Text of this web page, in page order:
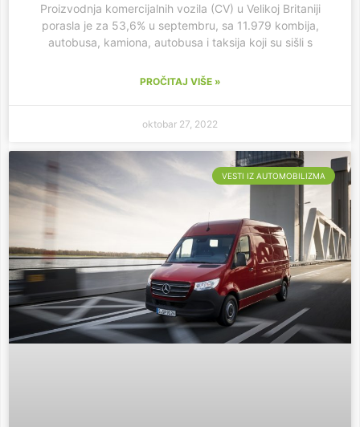
Proizvodnja komercijalnih vozila (CV) u Velikoj Britaniji
porasla je za 53,6% u septembru, sa 11.979 kombija,
autobusa, kamiona, autobusa i taksija koji su sišli s
PROČITAJ VIŠE »
oktobar 27, 2022
VESTI IZ AUTOMOBILIZMA